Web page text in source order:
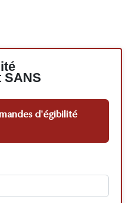
SANS
d'égibilité